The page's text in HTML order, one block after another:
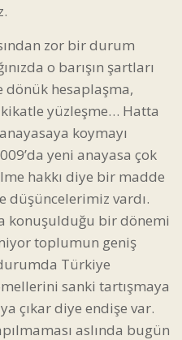
zor bir durum
o barışın şartları
dönük hesaplaşma,
yüzleşme… Hatta
koymayı
yeni anayasa çok
hakkı diye bir madde
düşüncelerimiz vardı.
konuşulduğu bir dönemi
toplumun geniş
Türkiye
sanki tartışmaya
çıkar diye endişe var.
aslında bugün